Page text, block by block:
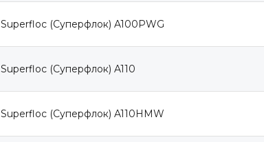
Superfloc (Суперфлок) A100PWG
Superfloc (Суперфлок) A110
Superfloc (Суперфлок) A110HMW